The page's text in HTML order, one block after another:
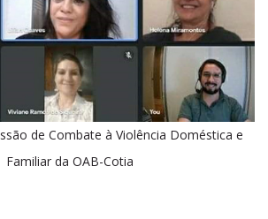
de Combate à Violência Doméstica e
Familiar da OAB-Cotia